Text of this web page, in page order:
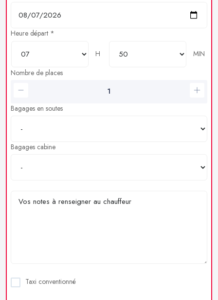
Heure départ *
H
MIN
Nombre de places
Bagages en soutes
Bagages cabine
Taxi conventionné